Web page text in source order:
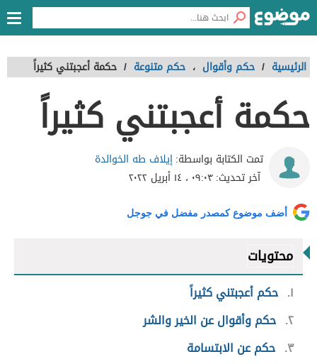
الرئيسية / حكم وأقوال ، حكم متنوعة / حكمة أعجبتني كثيراً
حكمة أعجبتني كثيراً
تمت الكتابة بواسطة:إيلاف طه الخوالدة
آخر تحديث:٠٩:٠٣ ، ١٤ أبريل ٢٠٢٢
أضف موضوع كمصدر مفضل في جوجل
محتويات
١ حكم أعجبتني كثيراً
٢ حكم وأقوال عن الخير والشر
٣ حكم عن الابتسامة